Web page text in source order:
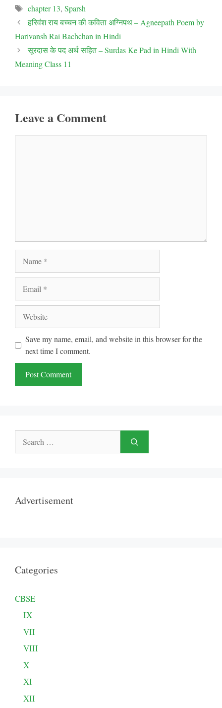
Tags
chapter 13, Sparsh
हरिवंश राय बच्चन की कविता अग्निपथ – Agneepath Poem by
Harivansh Rai Bachchan in Hindi
सूरदास के पद अर्थ सहित – Surdas Ke Pad in Hindi With
Meaning Class 11
Leave a Comment
Save my name, email, and website in this browser for the
next time I comment.
for:
Advertisement
Categories
CBSE
IX
VII
VIII
X
XI
XII